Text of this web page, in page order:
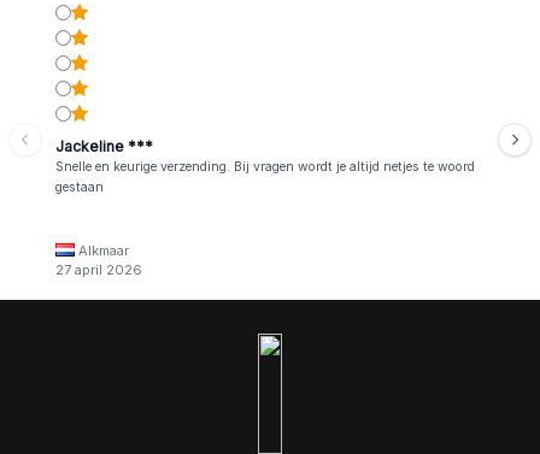
Jackeline ***
Snelle en keurige verzending. Bij vragen wordt je altijd netjes te woord
gestaan
Alkmaar
27 april 2026